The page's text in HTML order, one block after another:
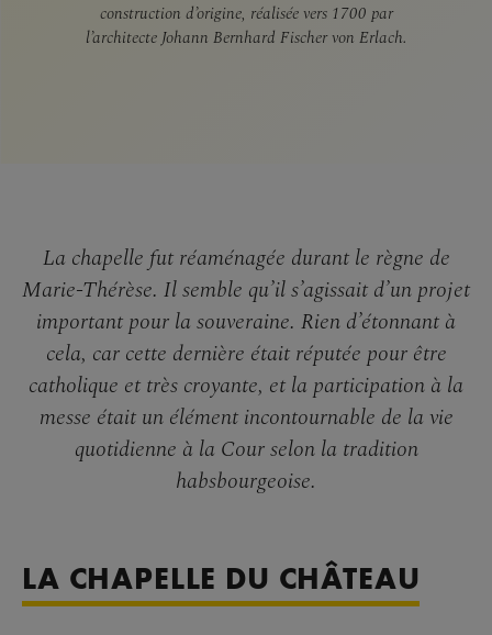
construction d’origine, réalisée vers 1700 par
l’architecte Johann Bernhard Fischer von Erlach.
La chapelle fut réaménagée durant le règne de
Marie-Thérèse. Il semble qu’il s’agissait d’un projet
important pour la souveraine. Rien d’étonnant à
cela, car cette dernière était réputée pour être
catholique et très croyante, et la participation à la
messe était un élément incontournable de la vie
quotidienne à la Cour selon la tradition
habsbourgeoise.
LA CHAPELLE DU CHÂTEAU